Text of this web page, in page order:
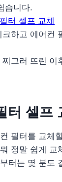
습니다.
하고 에어컨
그러 뜨린 이
터 셀프
필터를 교체
정말 쉽게 교
터는 몇 분도